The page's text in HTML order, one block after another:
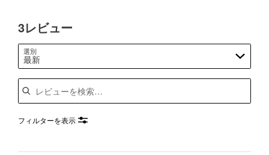
3レビュー
選別
最新
Search reviews
フィルターを表示